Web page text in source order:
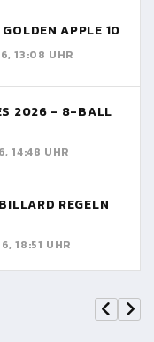
APPLE 10
13:08 UHR
2026 - 8-BALL
14:48 UHR
REGELN
18:51 UHR